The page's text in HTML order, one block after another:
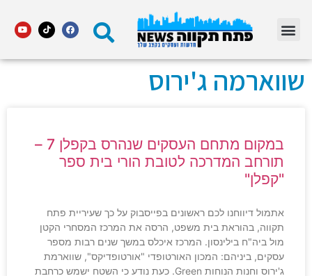
שווארמה ג'ירוס
במקום מתחם העסקים שנהרס בקפלן 7 –
תורחב המדרכה לטובת הורי בית ספר
"קפלן"
אתמול דיווחנו לכם ראשונים בפייסבוק על כך שעיריית פתח
תקווה, בהוראת בית משפט, הרסה את המרכז המסחרי הקטן
מול ביה"ח בילינסון. המרכז איכלס במשך שנים רבות מספר
עסקים, ביניהם: המכון האורטופדי "אורטופדיקס", שווארמת
ג'ירוס וחנות הנוחות Green. כעת נודע כי השטח ישמש כרחבת